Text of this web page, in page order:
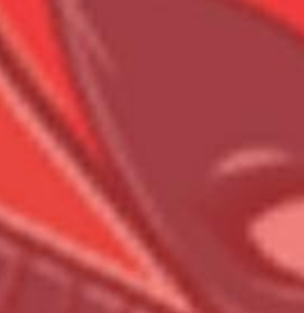
Всего товара в корзине
Сумма к оплате (без